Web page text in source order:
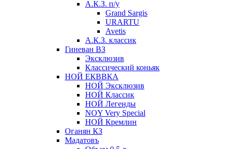
А.К.З. п/у
Grand Sargis
URARTU
Avetis
А.К.З. классик
Гиневан ВЗ
Эксклюзив
Классический коньяк
НОЙ ЕКВВКА
НОЙ Эксклюзив
НОЙ Классик
НОЙ Легенды
NOY Very Speсial
НОЙ Кремлин
Оганян КЗ
Мадатовъ